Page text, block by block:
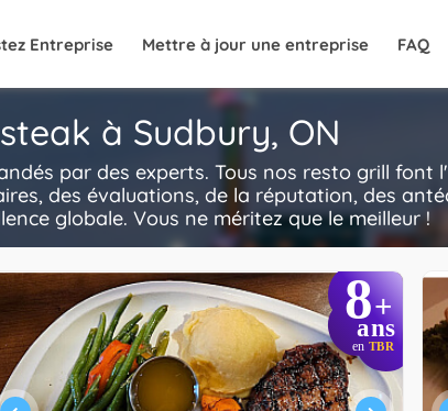
Entreprise Mettre à jour une entreprise FAQ
à Sudbury, ON
par des experts. Tous nos resto grill
des évaluations, de la réputation, des
globale. Vous ne méritez que le meilleur !
8+
ans
en TBR